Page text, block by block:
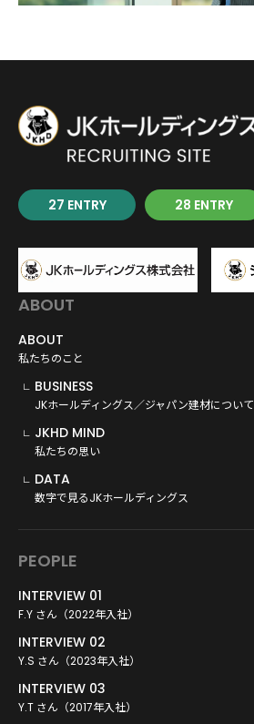
27 ENTRY 28 ENTRY
ABOUT
ABOUT
私たちのこと
BUSINESS
JKホールディングス／ジャパン建材について
JKHD MIND
私たちの思い
DATA
数字で見るJKホールディングス
PEOPLE
INTERVIEW 01
F.Y さん（2022年入社）
INTERVIEW 02
Y.S さん（2023年入社）
INTERVIEW 03
Y.T さん（2017年入社）